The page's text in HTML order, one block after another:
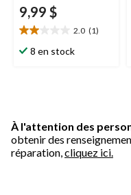
9,99 $
2.0 (1)
2.0
étoile(s)
8 en stock
À l'attention des
obtenir des
réparation, cliquez ici.